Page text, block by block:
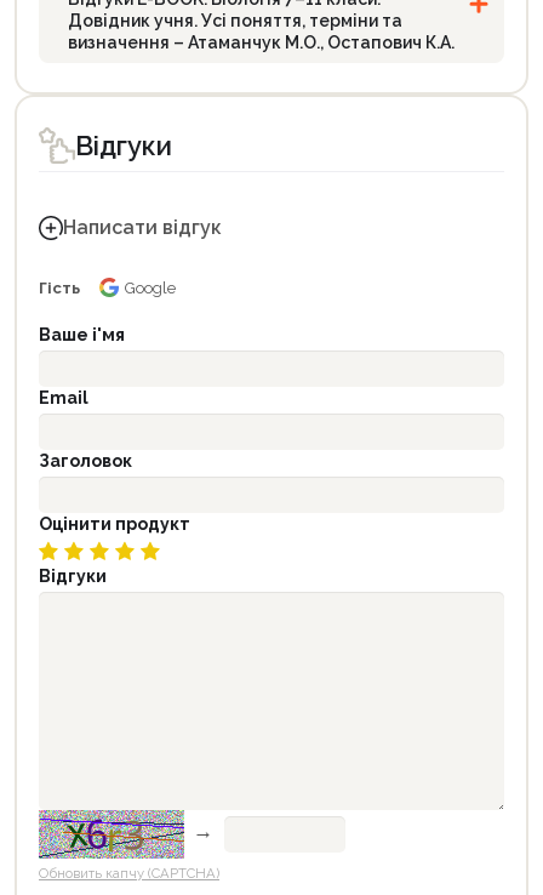
Довідник учня. Усі поняття, терміни та
визначення – Атаманчук М.О., Остапович К.А.
Відгуки
Написати відгук
Гість Google
Ваше і'мя
Email
Заголовок
Оцінити продукт
Відгуки
→
Обновить капчу (CAPTCHA)